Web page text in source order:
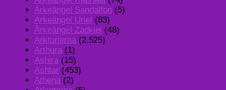
Ärkeängel Sandalfon (5)
Ärkeängel Uriel (83)
Ärkeängel Zadkiel (48)
Arkturierna (2,525)
Arthura (1)
Ashira (15)
Ashtar (453)
Athena (2)